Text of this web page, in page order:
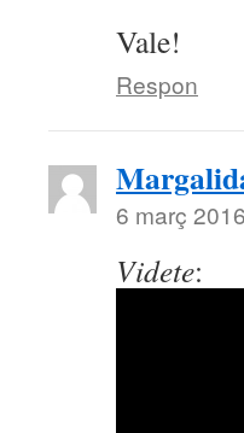
Vale!
Respon
6 març
Videte: